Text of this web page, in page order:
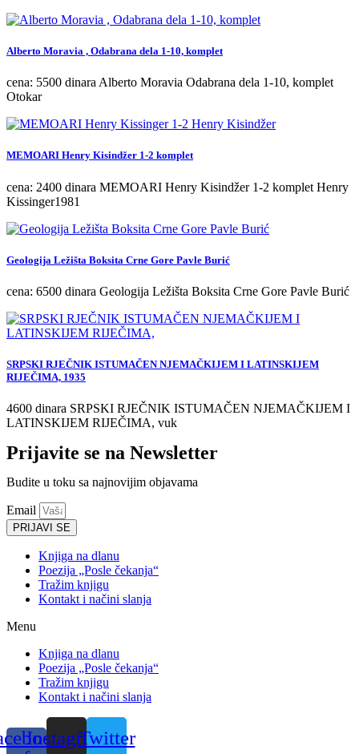
Alberto Moravia , Odabrana dela 1-10, komplet
cena: 5500 dinara Alberto Moravia Odabrana dela 1-10, komplet
Otokar
MEMOARI Henry Kisindžer 1-2 komplet
cena: 2400 dinara MEMOARI Henry Kisindžer 1-2 komplet Henry
Kissinger1981
Geologija Ležišta Boksita Crne Gore Pavle Burić
cena: 6500 dinara Geologija Ležišta Boksita Crne Gore Pavle Burić
SRPSKI RJEČNIK ISTUMAČEN NJEMAČKIJEM I LATINSKIJEM
RIJEČIMA, 1935
4600 dinara SRPSKI RJEČNIK ISTUMAČEN NJEMAČKIJEM I
LATINSKIJEM RIJEČIMA, vuk
Prijavite se na Newsletter
Budite u toku sa najnovijim objavama
Email
PRIJAVI SE
Knjiga na dlanu
Poezija „Posle čekanja“
Tražim knjigu
Kontakt i načini slanja
Menu
Knjiga na dlanu
Poezija „Posle čekanja“
Tražim knjigu
Kontakt i načini slanja
InstagramTwitter